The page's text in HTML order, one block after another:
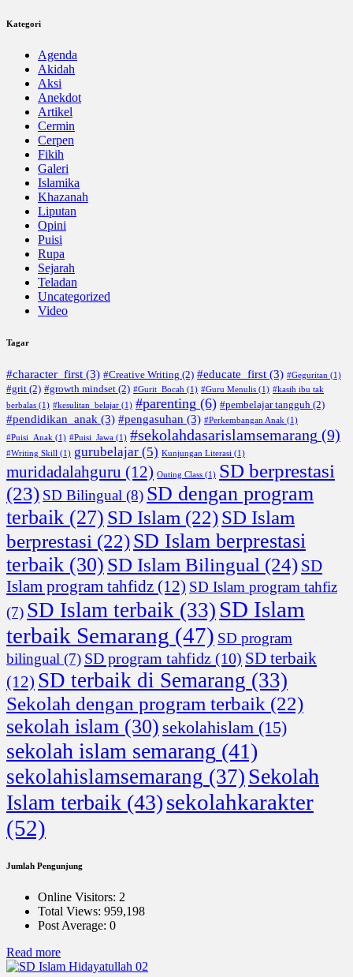
Kategori
Agenda
Akidah
Aksi
Anekdot
Artikel
Cermin
Cerpen
Fikih
Galeri
Islamika
Khazanah
Liputan
Opini
Puisi
Rupa
Sejarah
Teladan
Uncategorized
Video
Tagar
#character_first (3) #Creative Writing (2) #educate_first (3) #Geguritan (1)
#grit (2) #growth mindset (2) #Gurit_Bocah (1) #Guru Menulis (1) #kasih ibu tak
berbalas (1) #kesulitan_belajar (1) #parenting (6) #pembelajar tangguh (2)
#pendidikan_anak (3) #pengasuhan (3) #Perkembangan Anak (1)
#Puisi_Anak (1) #Puisi_Jawa (1) #sekolahdasarislamsemarang (9)
#Writing Skill (1) gurubelajar (5) Kunjungan Literasi (1)
muridadalahguru (12) Outing Class (1) SD berprestasi
(23) SD Bilingual (8) SD dengan program
terbaik (27) SD Islam (22)SD Islam
berprestasi (22)SD Islam berprestasi
terbaik (30) SD Islam Bilingual (24) SD
Islam program tahfidz (12) SD Islam program tahfiz
(7) SD Islam terbaik (33) SD Islam
terbaik Semarang (47) SD program
bilingual (7) SD program tahfidz (10) SD terbaik
(12) SD terbaik di Semarang (33)
Sekolah dengan program terbaik (22)
sekolah islam (30) sekolahislam (15)
sekolah islam semarang (41)
sekolahislamsemarang (37) Sekolah
Islam terbaik (43)sekolahkarakter
(52)
Jumlah Pengunjung
Online Visitors: 2
Total Views: 959,198
Post Average: 0
Read more:
Tersindir